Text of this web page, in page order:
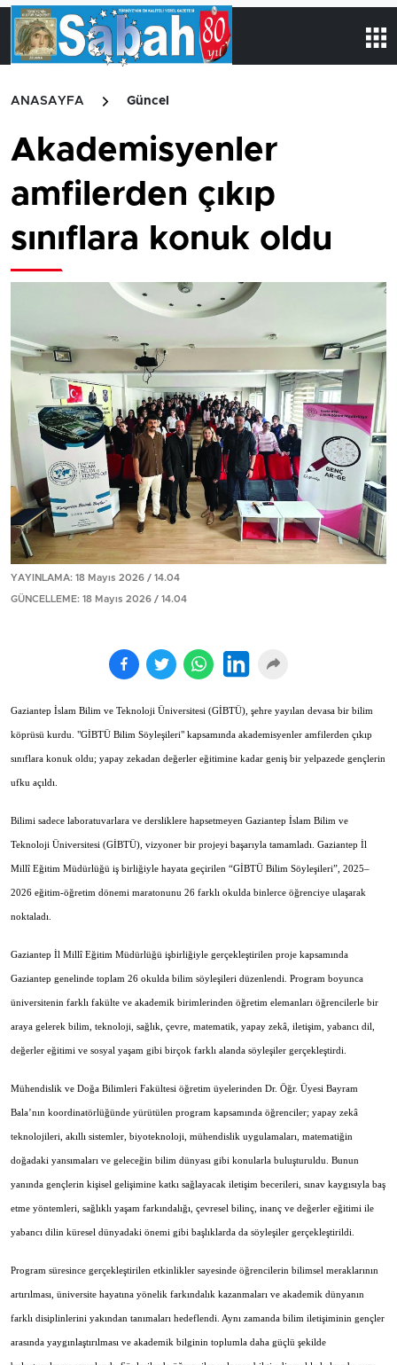
ANASAYFA Güncel
Akademisyenler
amfilerden çıkıp
sınıflara konuk oldu
YAYINLAMA: 18 Mayıs 2026 / 14.04
GÜNCELLEME: 18 Mayıs 2026 / 14.04
Gaziantep İslam Bilim ve Teknoloji Üniversitesi (GİBTÜ), şehre yayılan devasa bir bilim
köprüsü kurdu. "GİBTÜ Bilim Söyleşileri" kapsamında akademisyenler amfilerden çıkıp
sınıflara konuk oldu; yapay zekadan değerler eğitimine kadar geniş bir yelpazede gençlerin
ufku açıldı.
Bilimi sadece laboratuvarlara ve dersliklere hapsetmeyen Gaziantep İslam Bilim ve
Teknoloji Üniversitesi (GİBTÜ), vizyoner bir projeyi başarıyla tamamladı. Gaziantep İl
Millî Eğitim Müdürlüğü iş birliğiyle hayata geçirilen “GİBTÜ Bilim Söyleşileri”, 2025–
2026 eğitim-öğretim dönemi maratonunu 26 farklı okulda binlerce öğrenciye ulaşarak
noktaladı.
Gaziantep İl Millî Eğitim Müdürlüğü işbirliğiyle gerçekleştirilen proje kapsamında
Gaziantep genelinde toplam 26 okulda bilim söyleşileri düzenlendi. Program boyunca
üniversitenin farklı fakülte ve akademik birimlerinden öğretim elemanları öğrencilerle bir
araya gelerek bilim, teknoloji, sağlık, çevre, matematik, yapay zekâ, iletişim, yabancı dil,
değerler eğitimi ve sosyal yaşam gibi birçok farklı alanda söyleşiler gerçekleştirdi.
Mühendislik ve Doğa Bilimleri Fakültesi öğretim üyelerinden Dr. Öğr. Üyesi Bayram
Bala’nın koordinatörlüğünde yürütülen program kapsamında öğrenciler; yapay zekâ
teknolojileri, akıllı sistemler, biyoteknoloji, mühendislik uygulamaları, matematiğin
doğadaki yansımaları ve geleceğin bilim dünyası gibi konularla buluşturuldu. Bunun
yanında gençlerin kişisel gelişimine katkı sağlayacak iletişim becerileri, sınav kaygısıyla baş
etme yöntemleri, sağlıklı yaşam farkındalığı, çevresel bilinç, inanç ve değerler eğitimi ile
yabancı dilin küresel dünyadaki önemi gibi başlıklarda da söyleşiler gerçekleştirildi.
Program süresince gerçekleştirilen etkinlikler sayesinde öğrencilerin bilimsel meraklarının
artırılması, üniversite hayatına yönelik farkındalık kazanmaları ve akademik dünyanın
farklı disiplinlerini yakından tanımaları hedeflendi. Aynı zamanda bilim iletişiminin gençler
arasında yaygınlaştırılması ve akademik bilginin toplumla daha güçlü şekilde